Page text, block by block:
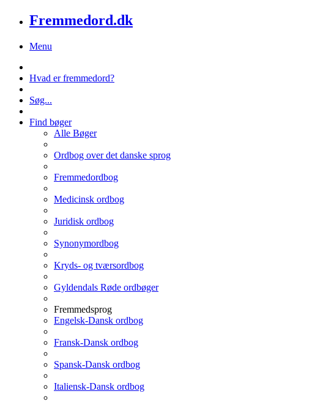
Fremmedord.dk
Menu
Hvad er fremmedord?
Søg...
Find bøger
Alle Bøger
Ordbog over det danske sprog
Fremmedordbog
Medicinsk ordbog
Juridisk ordbog
Synonymordbog
Kryds- og tværsordbog
Gyldendals Røde ordbøger
Fremmedsprog
Engelsk-Dansk ordbog
Fransk-Dansk ordbog
Spansk-Dansk ordbog
Italiensk-Dansk ordbog